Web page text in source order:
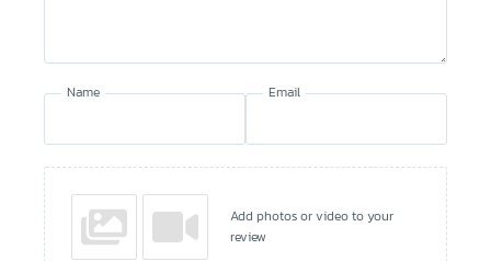
Name Email
Add photos or video to your
review